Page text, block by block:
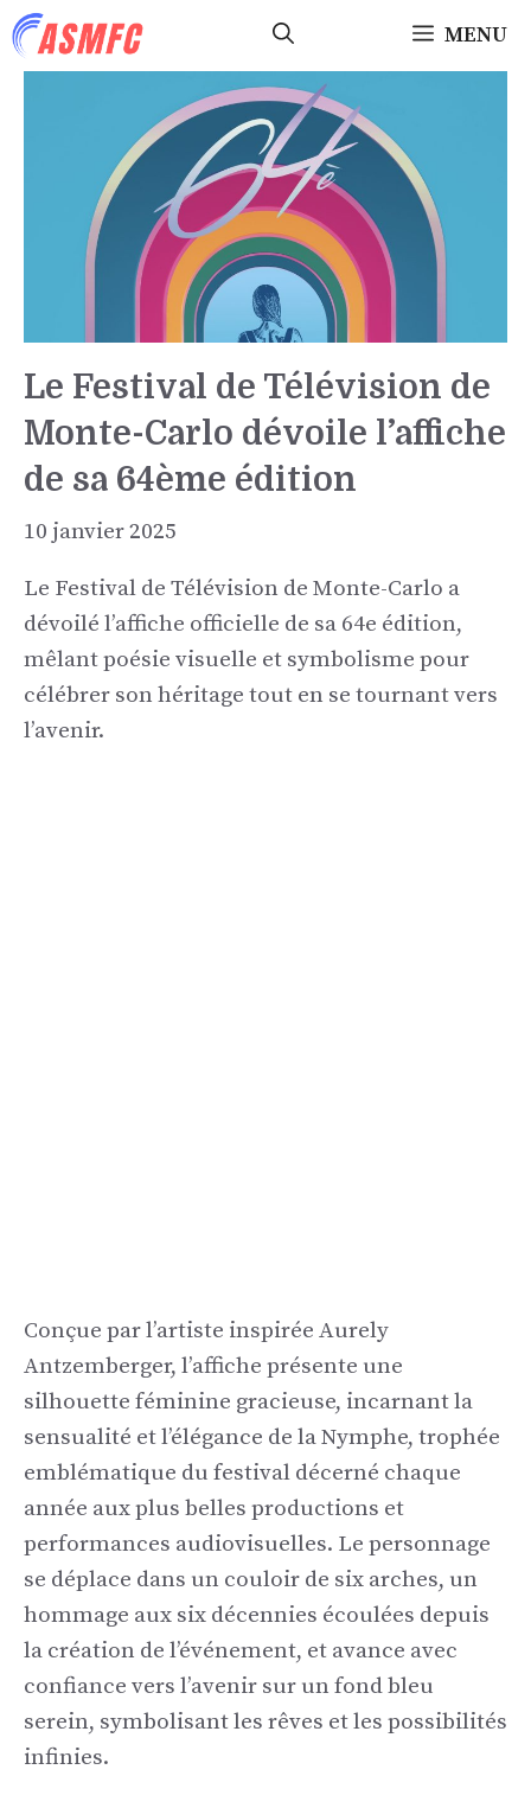
Aller
au
MENU
Le Festival de Télévision de
Monte-Carlo dévoile l’affiche
de sa 64ème édition
10 janvier 2025
Le Festival de Télévision de Monte-Carlo a
dévoilé l’affiche officielle de sa 64e édition,
mêlant poésie visuelle et symbolisme pour
célébrer son héritage tout en se tournant vers
l’avenir.
Conçue par l’artiste inspirée Aurely
Antzemberger, l’affiche présente une
silhouette féminine gracieuse, incarnant la
sensualité et l’élégance de la Nymphe, trophée
emblématique du festival décerné chaque
année aux plus belles productions et
performances audiovisuelles. Le personnage
se déplace dans un couloir de six arches, un
hommage aux six décennies écoulées depuis
la création de l’événement, et avance avec
confiance vers l’avenir sur un fond bleu
serein, symbolisant les rêves et les possibilités
infinies.